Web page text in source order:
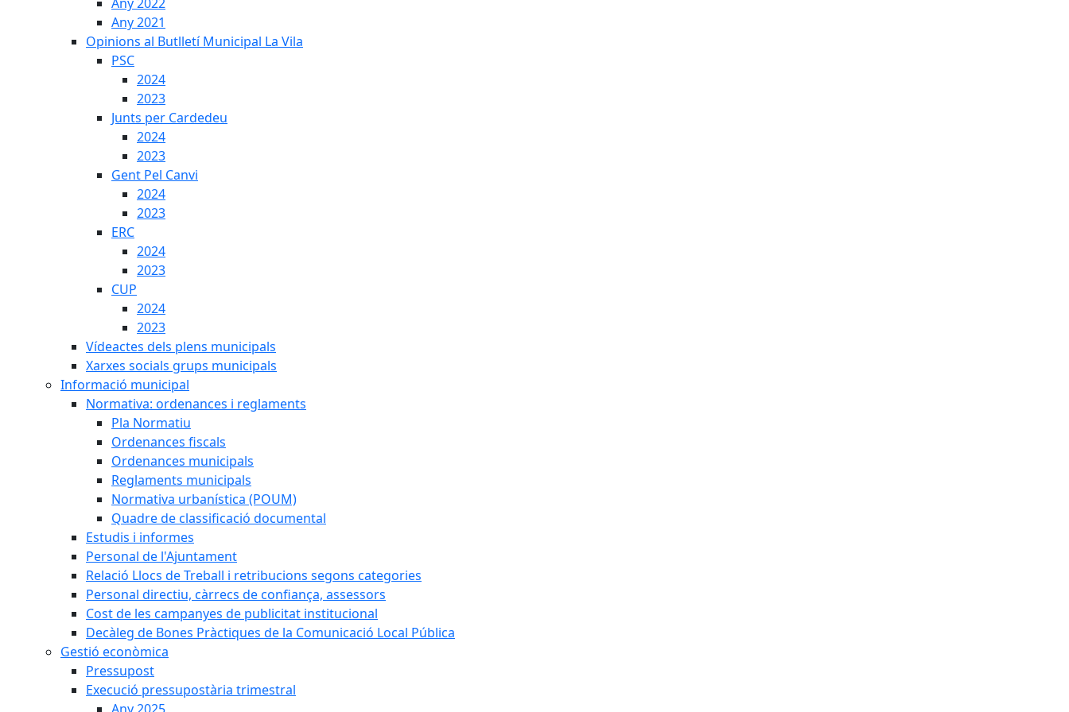
Any 2021
Opinions al Butlletí Municipal La Vila
PSC
2024
2023
Junts per Cardedeu
2024
2023
Gent Pel Canvi
2024
2023
ERC
2024
2023
CUP
2024
2023
Vídeactes dels plens municipals
Xarxes socials grups municipals
Informació municipal
Normativa: ordenances i reglaments
Pla Normatiu
Ordenances fiscals
Ordenances municipals
Reglaments municipals
Normativa urbanística (POUM)
Quadre de classificació documental
Estudis i informes
Personal de l'Ajuntament
Relació Llocs de Treball i retribucions segons categories
Personal directiu, càrrecs de confiança, assessors
Cost de les campanyes de publicitat institucional
Decàleg de Bones Pràctiques de la Comunicació Local Pública
Gestió econòmica
Pressupost
Execució pressupostària trimestral